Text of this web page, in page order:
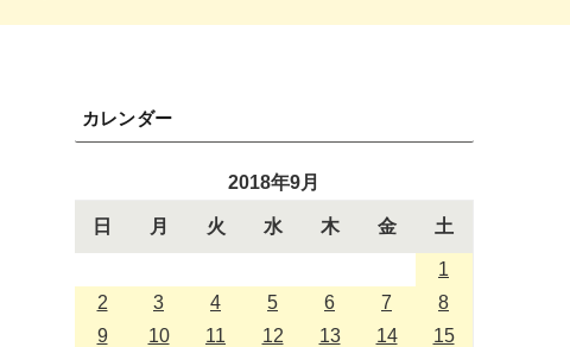
カレンダー
2018年9月
日 月 火 水 木 金 土
1
2
3 4 5 6 7
8
9
10 11 12 13 14
15